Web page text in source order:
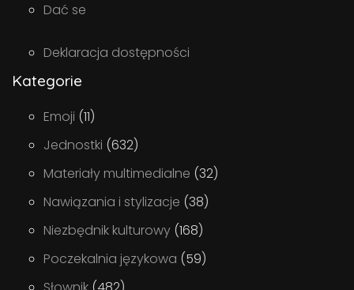
Dać se
Deklaracja dostępności
Kategorie
Emoji (11)
Jednostki (632)
Materiały multimedialne (32)
Nawiązania i stylizacje (38)
Niezbędnik kulturowy (168)
Poczekalnia językowa (59)